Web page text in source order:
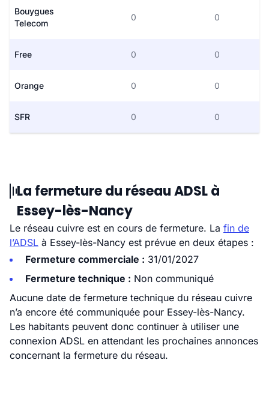
Bouygues
Telecom
0 0
Free 0 0
Orange 0 0
SFR 0 0
La fermeture du réseau ADSL à
Essey-lès-Nancy
Le réseau cuivre est en cours de fermeture. La fin de
l’ADSL à Essey-lès-Nancy est prévue en deux étapes :
Fermeture commerciale : 31/01/2027
Fermeture technique : Non communiqué
Aucune date de fermeture technique du réseau cuivre
n’a encore été communiquée pour Essey-lès-Nancy.
Les habitants peuvent donc continuer à utiliser une
connexion ADSL en attendant les prochaines annonces
concernant la fermeture du réseau.